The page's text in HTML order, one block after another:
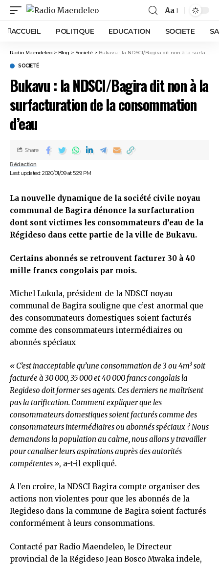
Aa
ACCUEIL POLITIQUE EDUCATION SOCIETE
Radio Maendeleo > Blog > Societé > Bukavu : la NDSCI/Bagira dit non à la surfacturation de la consommation d’eau
SOCIETÉ
Bukavu : la NDSCI/Bagira dit non à la
surfacturation de la consommation
d’eau
Last updated: 2020/01/09 at 5:29 PM
Rédaction
Share
La nouvelle dynamique de la société civile noyau
communal de Bagira dénonce la surfacturation
dont sont victimes les consommateurs d’eau de la
Régideso dans cette partie de la ville de Bukavu.
Certains abonnés se retrouvent facturer 30 à 40
mille francs congolais par mois.
Michel Lukula, président de la NDSCI noyau
communal de Bagira souligne que c’est anormal que
des consommateurs domestiques soient facturés
comme des consommateurs intermédiaires ou
abonnés spéciaux
« C’est inacceptable qu’une consommation de 3 ou 4m³ soit
facturée à 30 000, 35 000 et 40 000 francs congolais la
Regideso doit former ses agents. Ces derniers ne maîtrisent
pas la tarification. Comment expliquer que les
consommateurs domestiques soient facturés comme des
consommateurs intermédiaires ou abonnés spéciaux ? Nous
demandons la population au calme, nous allons y travailler
pour canaliser leurs aspirations auprès des autorités
compétentes », a-t-il expliqué.
A l’en croire, la NDSCI Bagira compte organiser des
actions non violentes pour que les abonnés de la
Regideso dans la commune de Bagira soient facturés
conformément à leurs consommations.
Contacté par Radio Maendeleo, le Directeur
provincial de la Régideso Jean Bosco Mwaka indele,